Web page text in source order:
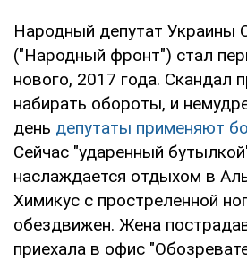
Народный депутат Украины
("Народный фронт") стал
нового, 2017 года. Скандал
набирать обороты, и
день депутаты применяют
Сейчас "ударенный
наслаждается отдыхом в
Химикус с простреленной
обездвижен. Жена
приехала в офис